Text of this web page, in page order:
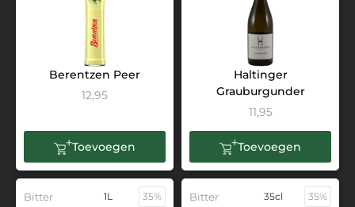
Berentzen Peer
12,95
Toevoegen
Haltinger
Grauburgunder
11,95
Toevoegen
Bitter 1L 35% Bitter 35cl 35%